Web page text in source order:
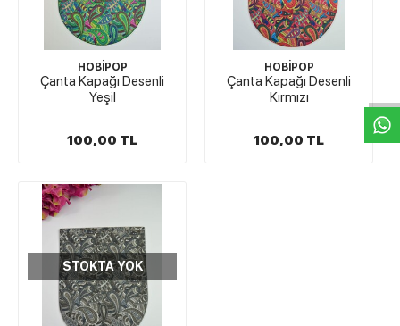
HOBİPOP
Çanta Kapağı Desenli
Yeşil
100,00 TL
HOBİPOP
Çanta Kapağı Desenli
Kırmızı
100,00 TL
STOKTA YOK